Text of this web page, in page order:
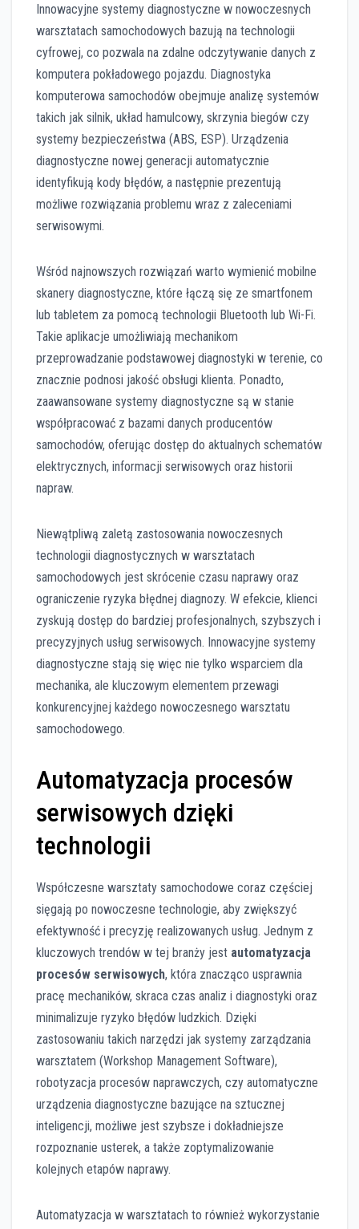
Innowacyjne systemy diagnostyczne w nowoczesnych
warsztatach samochodowych bazują na technologii
cyfrowej, co pozwala na zdalne odczytywanie danych z
komputera pokładowego pojazdu. Diagnostyka
komputerowa samochodów obejmuje analizę systemów
takich jak silnik, układ hamulcowy, skrzynia biegów czy
systemy bezpieczeństwa (ABS, ESP). Urządzenia
diagnostyczne nowej generacji automatycznie
identyfikują kody błędów, a następnie prezentują
możliwe rozwiązania problemu wraz z zaleceniami
serwisowymi.
Wśród najnowszych rozwiązań warto wymienić mobilne
skanery diagnostyczne, które łączą się ze smartfonem
lub tabletem za pomocą technologii Bluetooth lub Wi-Fi.
Takie aplikacje umożliwiają mechanikom
przeprowadzanie podstawowej diagnostyki w terenie, co
znacznie podnosi jakość obsługi klienta. Ponadto,
zaawansowane systemy diagnostyczne są w stanie
współpracować z bazami danych producentów
samochodów, oferując dostęp do aktualnych schematów
elektrycznych, informacji serwisowych oraz historii
napraw.
Niewątpliwą zaletą zastosowania nowoczesnych
technologii diagnostycznych w warsztatach
samochodowych jest skrócenie czasu naprawy oraz
ograniczenie ryzyka błędnej diagnozy. W efekcie, klienci
zyskują dostęp do bardziej profesjonalnych, szybszych i
precyzyjnych usług serwisowych. Innowacyjne systemy
diagnostyczne stają się więc nie tylko wsparciem dla
mechanika, ale kluczowym elementem przewagi
konkurencyjnej każdego nowoczesnego warsztatu
samochodowego.
Automatyzacja procesów
serwisowych dzięki
technologii
Współczesne warsztaty samochodowe coraz częściej
sięgają po nowoczesne technologie, aby zwiększyć
efektywność i precyzję realizowanych usług. Jednym z
kluczowych trendów w tej branży jest automatyzacja
procesów serwisowych, która znacząco usprawnia
pracę mechaników, skraca czas analiz i diagnostyki oraz
minimalizuje ryzyko błędów ludzkich. Dzięki
zastosowaniu takich narzędzi jak systemy zarządzania
warsztatem (Workshop Management Software),
robotyzacja procesów naprawczych, czy automatyczne
urządzenia diagnostyczne bazujące na sztucznej
inteligencji, możliwe jest szybsze i dokładniejsze
rozpoznanie usterek, a także zoptymalizowanie
kolejnych etapów naprawy.
Automatyzacja w warsztatach to również wykorzystanie